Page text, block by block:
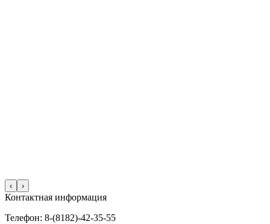
‹ ›
Контактная информация
Телефон: 8-(8182)-42-35-55